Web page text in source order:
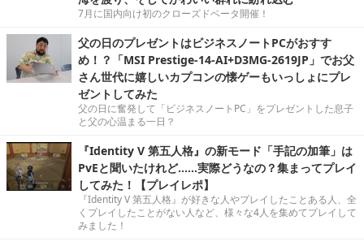
7月に国内向け初のクローズドベータ開催！
父の日のプレゼントはビジネスノートPCがおすす
め！？「MSI Prestige-14-AI+D3MG-2619JP」でお父
さん世代に嬉しいカプコンの懐ゲーもいっしょにプレ
ゼントしてみた
父の日に奮発して「ビジネスノートPC」をプレゼントした息子
と父の心温まる一日？
『Identity V 第五人格』の新モード「手記の加筆」は
PvEと聞いたけれど……実際どうなの？集まってプレイ
してみた！【プレイレポ】
『Identity V 第五人格』が好きな人やプレイしたことある人、全
くプレイしたことがない人など、様々な4人を集めてプレイして
みました！